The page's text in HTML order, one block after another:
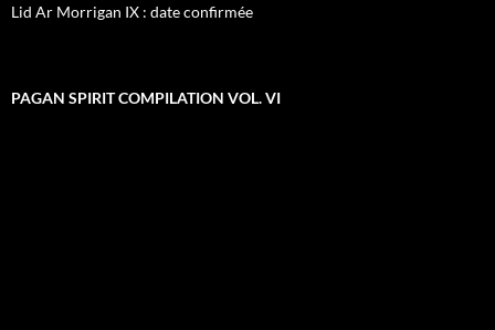
Lid Ar Morrigan IX : date confirmée
PAGAN SPIRIT COMPILATION VOL. VI